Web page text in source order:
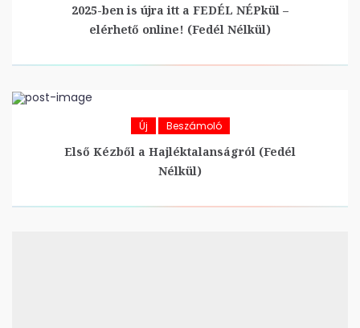
2025-ben is újra itt a FEDÉL NÉPkül –
elérhető online! (Fedél Nélkül)
Új Beszámoló
Első Kézből a Hajléktalanságról (Fedél
Nélkül)